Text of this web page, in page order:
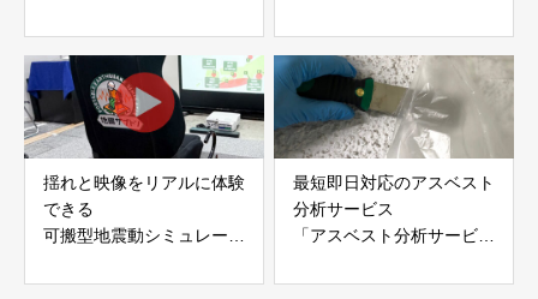
アイディールブレーン株式
会社
株式会社evoltz
揺れと映像をリアルに体験
できる
可搬型地震動シミュレータ
白山工業株式会社
最短即日対応のアスベスト
分析サービス
「アスベスト分析サービ